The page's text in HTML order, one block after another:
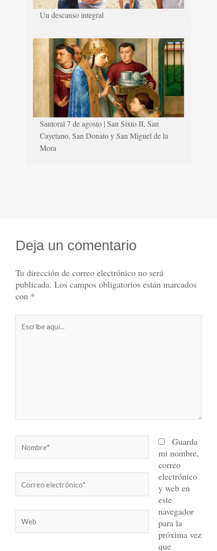
Un descanso integral
Santoral 7 de agosto | San Sixto II, San
Cayetano, San Donato y San Miguel de la
Mora
Deja un comentario
Tu dirección de correo electrónico no será
publicada. Los campos obligatorios están marcados
con *
aquí...
electrónico*
Guarda
mi nombre,
correo
electrónico
y web en
este
navegador
para la
próxima vez
que